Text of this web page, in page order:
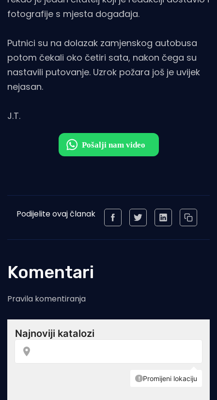
fotografije s mjesta događaja.
Putnici su na dolazak zamjenskog autobusa
potom čekali oko četiri sata, nakon čega su
nastavili putovanje. Uzrok požara još je uvijek
nejasan.
J.T.
Podijelite ovaj članak
Komentari
Pravila komentiranja